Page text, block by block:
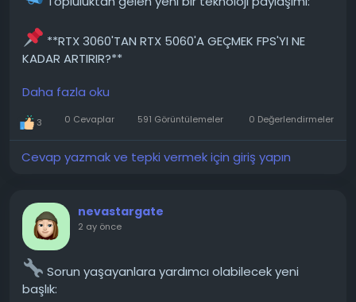
**RTX 3060'TAN RTX 5060'A GEÇMEK FPS'YI NE
KADAR ARTIRIR?**
Şu anda Nvidia RTX 3060 ekran kartım var. GPU
kullanımım çok yüksek, CPU kullanımım ise düşük.
Ayrıca, 3060 ile FPS'yi artıracağını düşündüğüm bazı
seçenekler eksik, örneğin akıcı hareket. Bunlar Nvidia
program ayarlarında bulunuyor. Şimdi merak
───────────────
Konunun detaylarını forumdan inceleyebilirsiniz:
https://techforum.tr/threads/6734/
Daha fazla oku
3 0 Cevaplar 591 Görüntülemeler 0 Değerlendirmeler
Cevap yazmak ve tepki vermek için giriş yapın
nevastargate
2 ay önce
Sorun yaşayanlara yardımcı olabilecek yeni
başlık: